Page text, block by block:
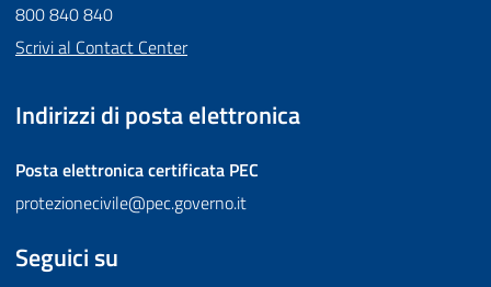
800 840 840
Scrivi al Contact Center
Indirizzi di posta elettronica
Posta elettronica certificata PEC
protezionecivile@pec.governo.it
Seguici su